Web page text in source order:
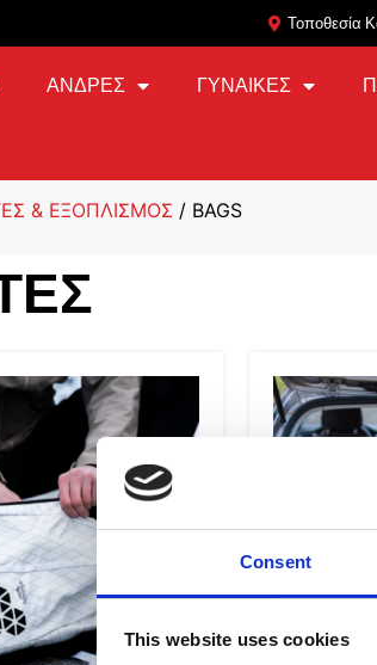
Consent
This website uses cookies
Τοποθεσία
ΑΝΔΡΕΣ ΓΥΝΑΙΚΕΣ
& ΕΞΟΠΛΙΣΜΟΣ / BAGS